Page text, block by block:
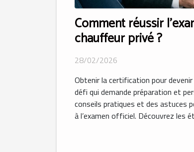
Comment réussir
chauffeur privé ?
28/02/2026
Obtenir la certification pour
défi qui demande préparation et
conseils pratiques et des astuces
à l’examen officiel. Découvrez les